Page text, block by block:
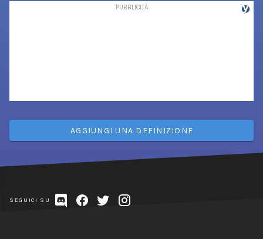
AGGIUNGI UNA DEFINIZIONE
SEGUICI SU